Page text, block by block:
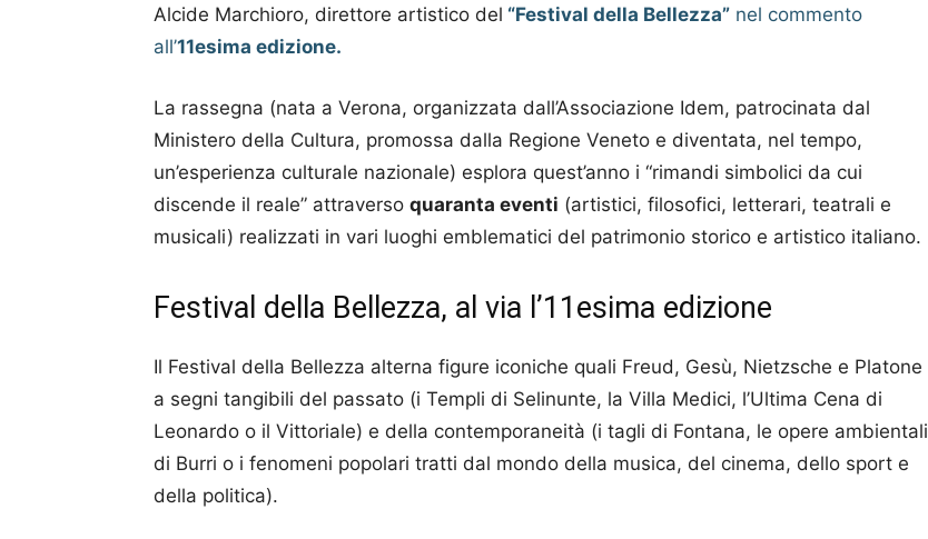
Alcide Marchioro, direttore artistico del “Festival della Bellezza” nel commento
all’11esima edizione.
La rassegna (nata a Verona, organizzata dall’Associazione Idem, patrocinata dal
Ministero della Cultura, promossa dalla Regione Veneto e diventata, nel tempo,
un’esperienza culturale nazionale) esplora quest’anno i “rimandi simbolici da cui
discende il reale” attraverso quaranta eventi (artistici, filosofici, letterari, teatrali e
musicali) realizzati in vari luoghi emblematici del patrimonio storico e artistico italiano.
Festival della Bellezza, al via l’11esima edizione
Il Festival della Bellezza alterna figure iconiche quali Freud, Gesù, Nietzsche e Platone
a segni tangibili del passato (i Templi di Selinunte, la Villa Medici, l’Ultima Cena di
Leonardo o il Vittoriale) e della contemporaneità (i tagli di Fontana, le opere ambientali
di Burri o i fenomeni popolari tratti dal mondo della musica, del cinema, dello sport e
della politica).